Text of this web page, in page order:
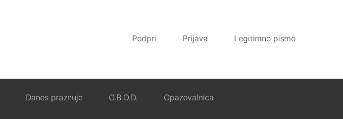
Podpri Prijava Legitimno pismo
Danes praznuje O.B.O.D. Opazovalnica